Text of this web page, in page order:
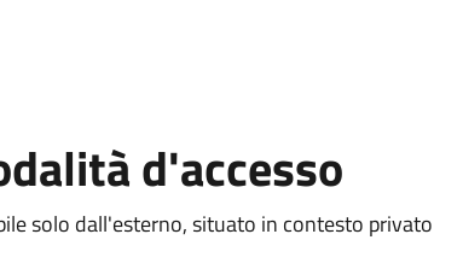
d'accesso
solo dall'esterno, situato in contesto privato